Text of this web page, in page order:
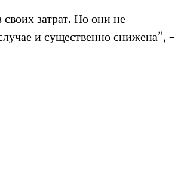
затрат. Но они не
и существенно снижена”, –